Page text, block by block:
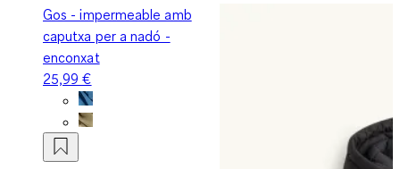
Gos - impermeable amb
caputxa per a nadó -
enconxat
25,99 €